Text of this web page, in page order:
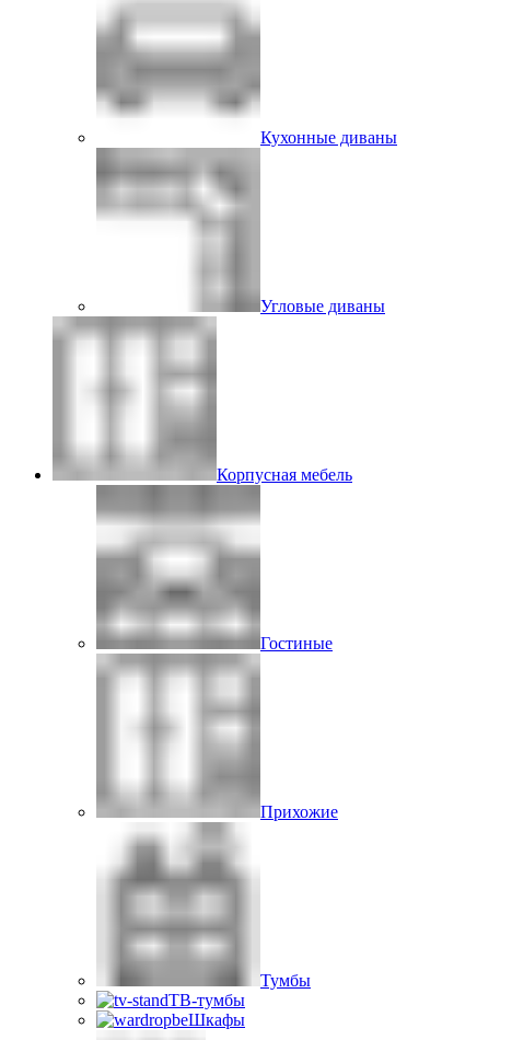
Кухонные диваны
Угловые диваны
Корпусная мебель
Гостиные
Прихожие
Тумбы
ТВ-тумбы
Шкафы